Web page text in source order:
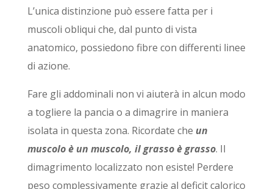
L’unica distinzione può essere fatta per i
muscoli obliqui che, dal punto di vista
anatomico, possiedono fibre con differenti linee
di azione.
Fare gli addominali non vi aiuterà in alcun modo
a togliere la pancia o a dimagrire in maniera
isolata in questa zona. Ricordate che un
muscolo è un muscolo, il grasso è grasso. Il
dimagrimento localizzato non esiste! Perdere
peso complessivamente grazie al deficit calorico